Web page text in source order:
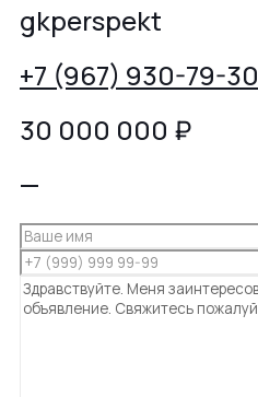
gkperspekt
+7 (967) 930-79-30
30 000 000 ₽
—